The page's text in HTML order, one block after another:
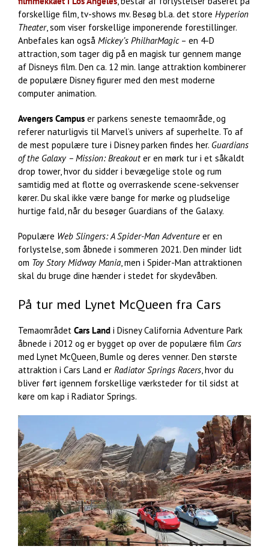
forskellige film, tv-shows mv. Besøg bl.a. det store Hyperion
Theater, som viser forskellige imponerende forestillinger.
Anbefales kan også Mickey’s PhilharMagic– en 4-D
attraction, som tager dig på en magisk tur gennem mange
af Disneys film. Den ca. 12 min. lange attraktion kombinerer
de populære Disney figurer med den mest moderne
computer animation.
Avengers Campus er parkens seneste temaområde, og
referer naturligvis til Marvel’s univers af superhelte. To af
de mest populære ture i Disney parken findes her. Guardians
of the Galaxy – Mission: Breakouter en mørk tur i et såkaldt
drop tower, hvor du sidder i bevægelige stole og rum
samtidig med at flotte og overraskende scene-sekvenser
kører. Du skal ikke være bange for mørke og pludselige
hurtige fald, når du besøger Guardians of the Galaxy.
Populære Web Slingers: A Spider-Man Adventure er en
forlystelse, som åbnede i sommeren 2021. Den minder lidt
om Toy Story Midway Mania, men i Spider-Man attraktionen
skal du bruge dine hænder i stedet for skydevåben.
På tur med Lynet McQueen fra Cars
Temaområdet Cars Land i Disney California Adventure Park
åbnede i 2012 og er bygget op over de populære film Cars
med Lynet McQueen, Bumle og deres venner. Den største
attraktion i Cars Land er Radiator Springs Racers , hvor du
bliver ført igennem forskellige værksteder for til sidst at
køre om kap i Radiator Springs.